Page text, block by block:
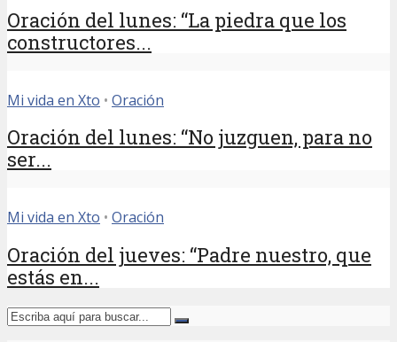
Oración del lunes: “La piedra que los
constructores...
Mi vida en Xto • Oración
Oración del lunes: “No juzguen, para no
ser...
Mi vida en Xto • Oración
Oración del jueves: “Padre nuestro, que
estás en...